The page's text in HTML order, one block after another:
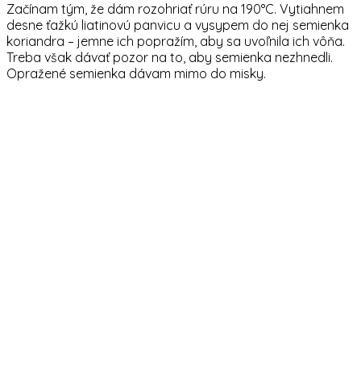
Začínam tým, že dám rozohriať rúru na 190°C. Vytiahnem
desne ťažkú liatinovú panvicu a vysypem do nej semienka
koriandra – jemne ich popražím, aby sa uvoľnila ich vôňa.
Treba však dávať pozor na to, aby semienka nezhnedli.
Opražené semienka dávam mimo do misky.